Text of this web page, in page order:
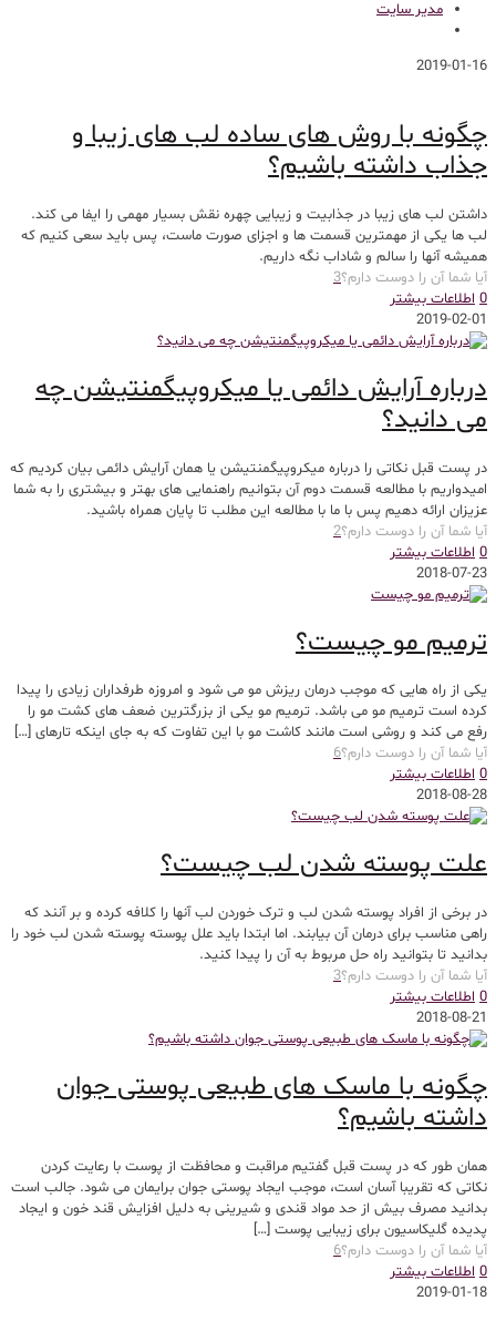
مدیر سایت
2019-01-16
چگونه با روش های ساده لب های زیبا و
جذاب داشته باشیم؟
داشتن لب های زیبا در جذابیت و زیبایی چهره نقش بسیار مهمی را ایفا می کند.
لب ها یکی از مهمترین قسمت ها و اجزای صورت ماست، پس باید سعی کنیم که
همیشه آنها را سالم و شاداب نگه داریم.
آیا شما آن را دوست دارم؟3
0 اطلاعات بیشتر
2019-02-01
درباره آرایش دائمی یا میکروپیگمنتیشن چه
می دانید؟
در پست قبل نکاتی را درباره میکروپیگمنتیشن یا همان آرایش دائمی بیان کردیم که
امیدواریم با مطالعه قسمت دوم آن بتوانیم راهنمایی های بهتر و بیشتری را به شما
عزیزان ارائه دهیم پس با ما با مطالعه این مطلب تا پایان همراه باشید.
آیا شما آن را دوست دارم؟2
0 اطلاعات بیشتر
2018-07-23
ترمیم مو چیست؟
یکی از راه هایی که موجب درمان ریزش مو می شود و امروزه طرفداران زیادی را پیدا
کرده است ترمیم مو می باشد. ترمیم مو یکی از بزرگترین ضعف های کشت مو را
رفع می کند و روشی است مانند کاشت مو با این تفاوت که به جای اینکه تارهای […]
آیا شما آن را دوست دارم؟6
0 اطلاعات بیشتر
2018-08-28
علت پوسته شدن لب چیست؟
در برخی از افراد پوسته شدن لب و ترک خوردن لب آنها را کلافه کرده و بر آنند که
راهی مناسب برای درمان آن بیابند. اما ابتدا باید علل پوسته پوسته شدن لب خود را
بدانید تا بتوانید راه حل مربوط به آن را پیدا کنید.
آیا شما آن را دوست دارم؟3
0 اطلاعات بیشتر
2018-08-21
چگونه با ماسک های طبیعی پوستی جوان
داشته باشیم؟
همان طور که در پست قبل گفتیم مراقبت و محافظت از پوست با رعایت کردن
نکاتی که تقریبا آسان است، موجب ایجاد پوستی جوان برایمان می شود. جالب است
بدانید مصرف بیش از حد مواد قندی و شیرینی به دلیل افزایش قند خون و ایجاد
پدیده گلیکاسیون برای زیبایی پوست […]
آیا شما آن را دوست دارم؟6
0 اطلاعات بیشتر
2019-01-18